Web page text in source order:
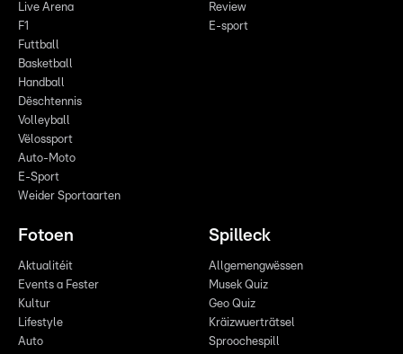
Live Arena
F1
Futtball
Basketball
Handball
Dëschtennis
Volleyball
Vëlossport
Auto-Moto
E-Sport
Weider Sportaarten
Review
E-sport
Fotoen
Aktualitéit
Events a Fester
Kultur
Lifestyle
Auto
Spilleck
Allgemengwëssen
Musek Quiz
Geo Quiz
Kräizwuerträtsel
Sproochespill